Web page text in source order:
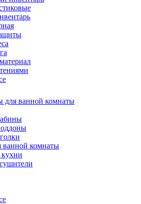
для ванной комнаты
ванной комнаты